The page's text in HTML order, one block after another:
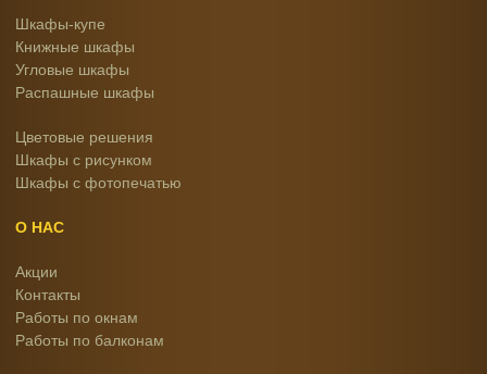
Шкафы-купе
Книжные шкафы
Угловые шкафы
Распашные шкафы
Цветовые решения
Шкафы с рисунком
Шкафы с фотопечатью
О НАС
Акции
Контакты
Работы по окнам
Работы по балконам